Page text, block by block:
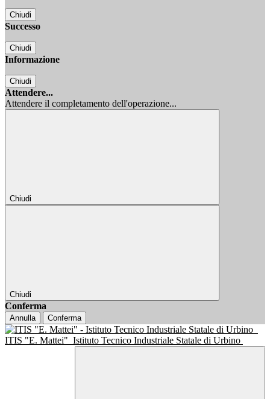
Chiudi
Successo
Chiudi
Informazione
Chiudi
Attendere...
Attendere il completamento dell'operazione...
Chiudi
Chiudi
Conferma
Annulla Conferma
ITIS "E. Mattei" Istituto Tecnico Industriale Statale di Urbino